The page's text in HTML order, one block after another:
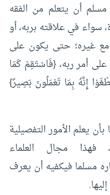
أن يتعلم من الفقه
سواء في علاقته بربه، أو
مع غيره؛ حتى يكون على
أمر ربه، {فَاسْتَقِمْ كَمَا
إِنَّهُ بِمَا تَعْمَلُونَ بَصِيرٌ}
يعلم الأمور التفصيلية
فهذا مجال العلماء
مسلما فيكفيه أن يعرف